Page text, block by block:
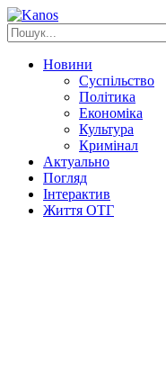
Новини
Суспільство
Політика
Економіка
Культура
Кримінал
Актуально
Погляд
Інтерактив
Життя ОТГ